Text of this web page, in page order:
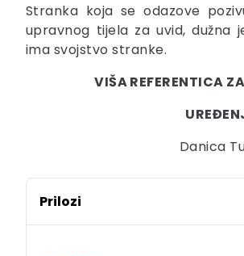
Stranka koja se odazove
upravnog tijela za uvid, dužna
ima svojstvo stranke.
VIŠA REFERENTICA
Danica
Prilozi